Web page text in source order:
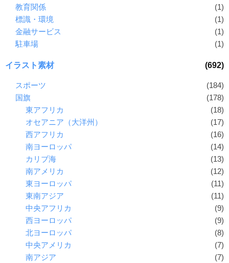
教育関係
(1)
標識・環境
(1)
金融サービス
(1)
駐車場
(1)
イラスト素材 (692)
スポーツ
(184)
国旗
(178)
東アフリカ
(18)
オセアニア（大洋州）
(17)
西アフリカ
(16)
南ヨーロッパ
(14)
カリブ海
(13)
南アメリカ
(12)
東ヨーロッパ
(11)
東南アジア
(11)
中央アフリカ
(9)
西ヨーロッパ
(9)
北ヨーロッパ
(8)
中央アメリカ
(7)
南アジア
(7)